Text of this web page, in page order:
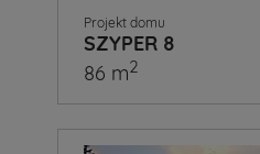
Projekt domu
SZYPER 8
86 m2